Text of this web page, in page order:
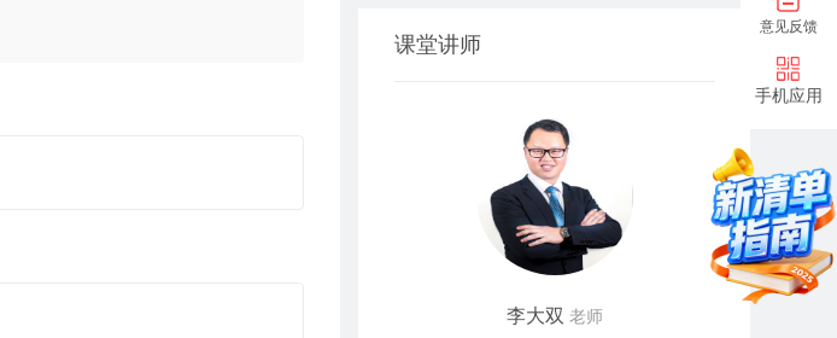
课堂讲师
李大双 老师
意见反馈
手机应用